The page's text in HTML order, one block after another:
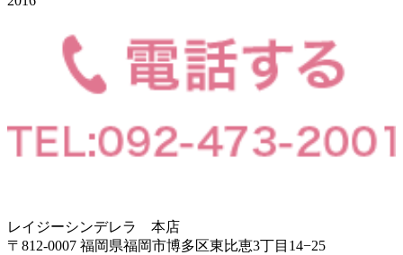
レイジーシンデレラ 本店
〒812-0007 福岡県福岡市博多区東比恵3丁目14−25